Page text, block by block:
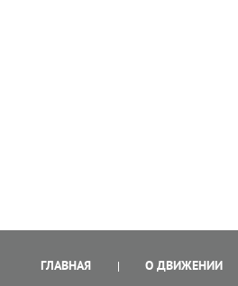
ГЛАВНАЯ О ДВИЖЕНИИ